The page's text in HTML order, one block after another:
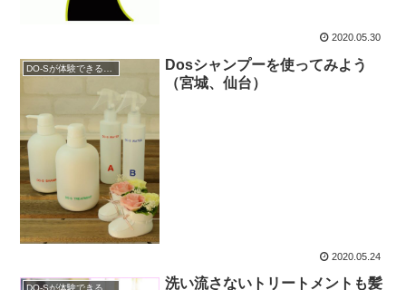
2020.05.30
Dosシャンプーを使ってみよう
（宮城、仙台）
2020.05.24
洗い流さないトリートメントも髪